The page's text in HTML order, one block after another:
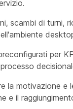
scambi di turni,
per
la motivazione e
e il